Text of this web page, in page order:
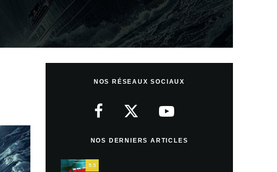
NOS RÉSEAUX SOCIAUX
NOS DERNIERS ARTICLES
9.5